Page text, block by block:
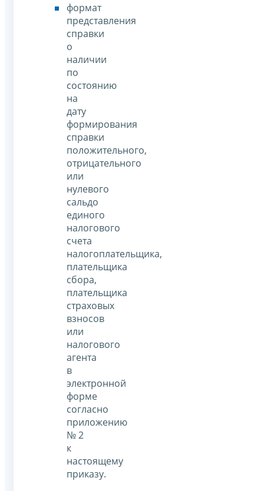
формат
представления
справки
о
наличии
по
состоянию
на
дату
формирования
справки
положительного,
отрицательного
или
нулевого
сальдо
единого
налогового
счета
налогоплательщика,
плательщика
сбора,
плательщика
страховых
взносов
или
налогового
агента
в
электронной
форме
согласно
приложению
№ 2
к
настоящему
приказу.